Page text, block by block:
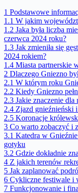
1 Podstawowe
1.1 W jakim
1.2 Jaka była liczba
czerwca 2024 roku?
1.3 Jak zmieniła się
2024 rokiem?
1.4 Miasta partnerskie
2 Dlaczego Gniezno
2.1 W którym roku
2.2 Kiedy Gniezno
2.3 Jakie znaczenie dla
2.4 Zjazd gnieźnieński
2.5 Koronacje
3 Co warto zobaczyć i
3.1 Katedra w
gotyku
3.2 Gdzie dokładnie
4 Z jakich terenów
5 Jak zaplanować
6 Cykliczne festiwale i
7 Funkcjonowanie i